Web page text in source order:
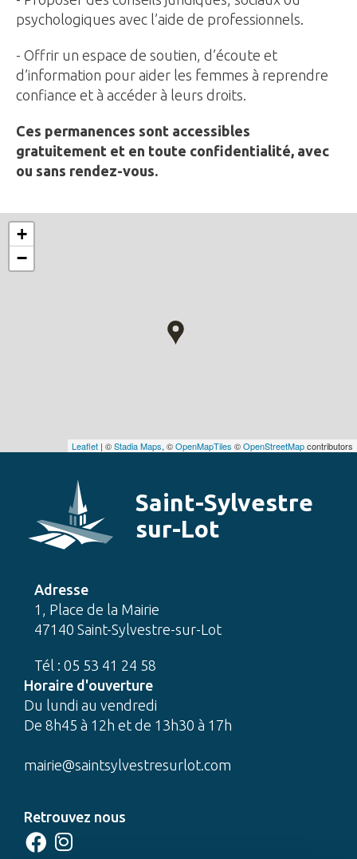
psychologiques avec l’aide de professionnels.
- Offrir un espace de soutien, d’écoute et
d’information pour aider les femmes à reprendre
confiance et à accéder à leurs droits.
Ces permanences sont accessibles
gratuitement et en toute confidentialité, avec
ou sans rendez-vous.
Saint-Sylvestre
sur-Lot
Adresse
1, Place de la Mairie
47140 Saint-Sylvestre-sur-Lot
Tél : 05 53 41 24 58
Horaire d'ouverture
Du lundi au vendredi
De 8h45 à 12h et de 13h30 à 17h
mairie@saintsylvestresurlot.com
Retrouvez nous
+
−
Leaflet | ©Stadia Maps, ©OpenMapTiles ©OpenStreetMapcontributors